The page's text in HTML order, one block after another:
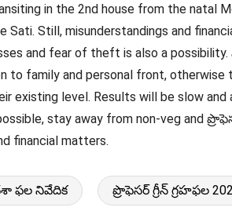
in the 2nd house from the
Still, misunderstandings and
and fear of theft is also a
to family and personal front,
level. Results will be slow
stay away from non-veg and
financial matters.
ఫల నివేదిక ప్రొఫెసర్ గ్రీన్ గ్రహఫల